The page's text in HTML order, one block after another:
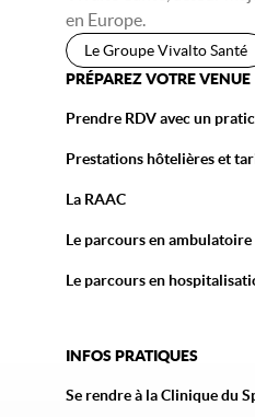
en Europe.
Le Groupe Vivalto Santé
PRÉPAREZ VOTRE VENUE
Prendre RDV avec un
Prestations hôtelières et
La RAAC
Le parcours en ambulatoire
Le parcours en
INFOS PRATIQUES
Se rendre à la Clinique du